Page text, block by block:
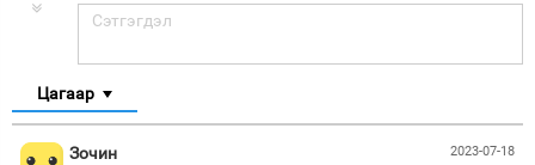
Цагаар
2023-07-18
Зочин